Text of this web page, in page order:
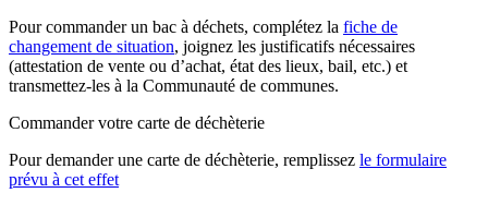
Pour commander un bac à déchets, complétez la fiche de
changement de situation, joignez les justificatifs nécessaires
(attestation de vente ou d’achat, état des lieux, bail, etc.) et
transmettez-les à la Communauté de communes.
Commander votre carte de déchèterie
Pour demander une carte de déchèterie, remplissez le formulaire
prévu à cet effet